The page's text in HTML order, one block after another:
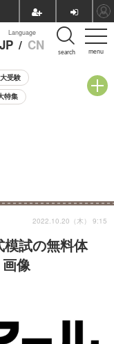
menu
Language
JP / CN search
受験
特集
模試の無料体
像
2022.10.20（木） 9:15